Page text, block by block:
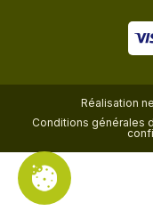
Réalisation
Conditions générales